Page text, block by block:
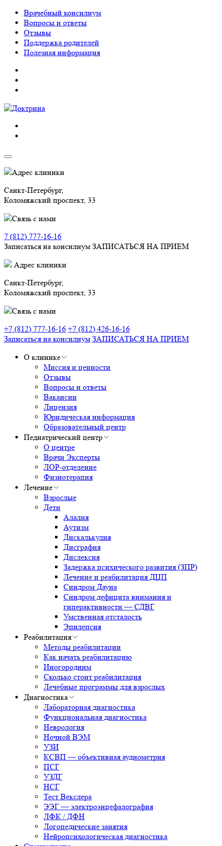
Врачебный консилиум
Вопросы и ответы
Отзывы
Поддержка родителей
Полезная информация
Адрес клиники
Санкт-Петербург,
Коломяжский проспект, 33
Связь с нами
7 (812) 777-16-16
Записаться на консилиум ЗАПИСАТЬСЯ НА ПРИЕМ
Адрес клиники
Санкт-Петербург,
Коломяжский проспект, 33
Связь с нами
+7 (812) 777-16-16 +7 (812) 426-16-16
Записаться на консилиум ЗАПИСАТЬСЯ НА ПРИЕМ
О клинике
Миссия и ценности
Отзывы
Вопросы и ответы
Вакансии
Лицензия
Юридическая информация
Образовательный центр
Педиатрический центр
О центре
Врачи Эксперты
ЛОР-отделение
Физиотерапия
Лечение
Взрослые
Дети
Алалия
Аутизм
Дискалькулия
Дисграфия
Дислексия
Задержка психического развития (ЗПР)
Лечение и реабилитация ДЦП
Синдром Дауна
Синдром дефицита внимания и
гиперактивности — СДВГ
Умственная отсталость
Эпилепсия
Реабилитация
Методы реабилитации
Как начать реабилитацию
Иногородним
Сколько стоит реабилитация
Лечебные программы для взрослых
Диагностика
Лабораторная диагностика
Функциональная диагностика
Неврология
Ночной ВЭМ
УЗИ
КСВП — объективная аудиометрия
ПСГ
УЗДГ
НСГ
Тест Векслера
ЭЭГ — электроэнцефалография
ЛФК / ДФН
Логопедические занятия
Нейропсихологическая диагностика